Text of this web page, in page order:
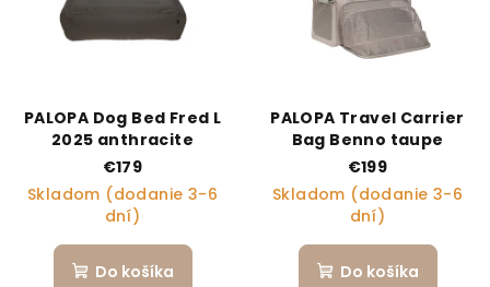
PALOPA Dog Bed Fred L
2025 anthracite
€179
Skladom (dodanie 3-6
dní)
Do košíka
PALOPA Travel Carrier
Bag Benno taupe
€199
Skladom (dodanie 3-6
dní)
Do košíka